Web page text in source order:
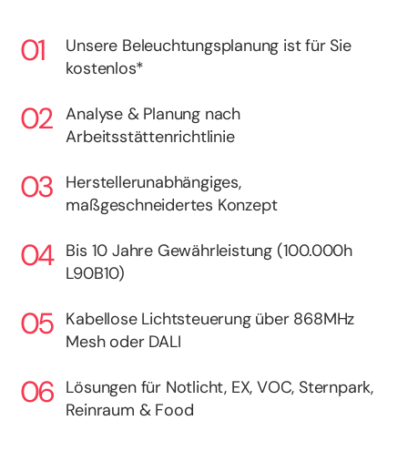
Unsere Beleuchtungsplanung ist für Sie
kostenlos*
Analyse & Planung nach
Arbeitsstättenrichtlinie
Herstellerunabhängiges,
maßgeschneidertes Konzept
Bis 10 Jahre Gewährleistung (100.000h
L90B10)
Kabellose Lichtsteuerung über 868MHz
Mesh oder DALI
Lösungen für Notlicht, EX, VOC, Sternpark,
Reinraum & Food